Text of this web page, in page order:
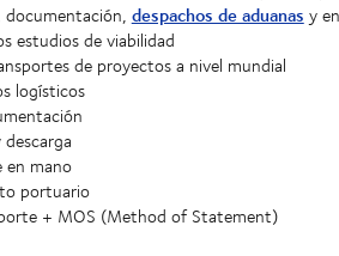
documentación, despachos de aduanas y
estudios de viabilidad
de proyectos a nivel mundial
logísticos
en mano
portuario
+ MOS (Method of Statement)